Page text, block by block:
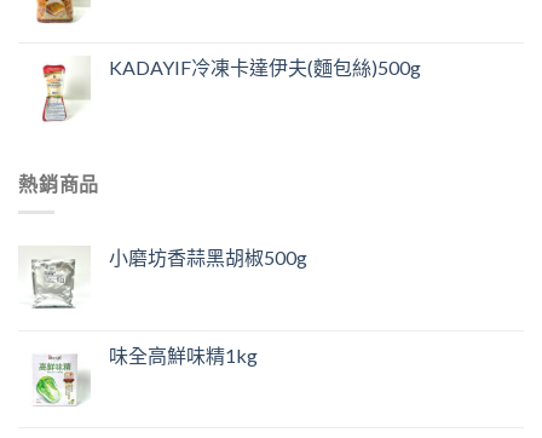
KADAYIF冷凍卡達伊夫(麵包絲)500g
熱銷商品
小磨坊香蒜黑胡椒500g
味全高鮮味精1kg